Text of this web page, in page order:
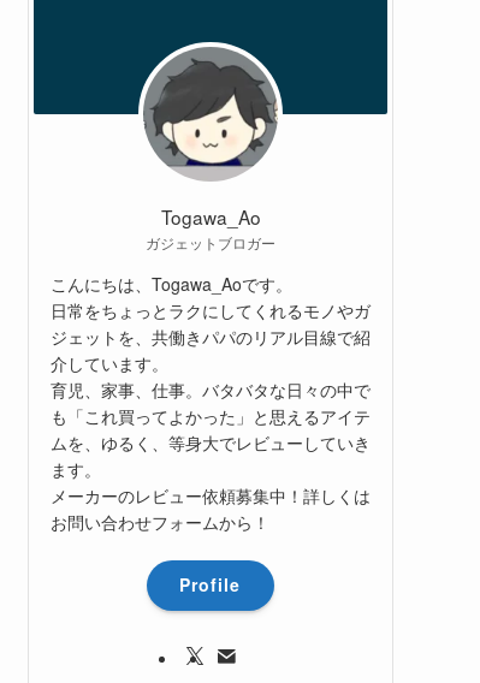
Togawa_Ao
ガジェットブロガー
こんにちは、Togawa_Aoです。
日常をちょっとラクにしてくれるモノやガ
ジェットを、共働きパパのリアル目線で紹
介しています。
育児、家事、仕事。バタバタな日々の中で
も「これ買ってよかった」と思えるアイテ
ムを、ゆるく、等身大でレビューしていき
ます。
メーカーのレビュー依頼募集中！詳しくは
お問い合わせフォームから！
Profile